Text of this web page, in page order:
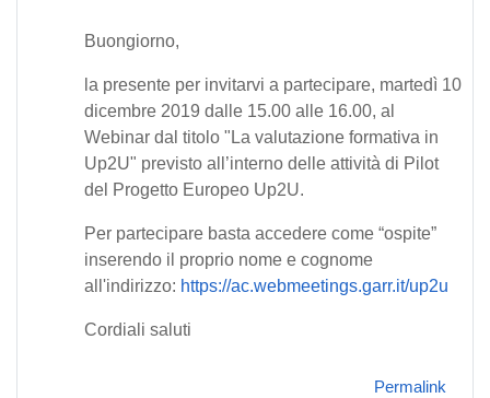
Buongiorno,
la presente per invitarvi a partecipare, martedì 10
dicembre 2019 dalle 15.00 alle 16.00, al
Webinar dal titolo "La valutazione formativa in
Up2U" previsto all’interno delle attività di Pilot
del Progetto Europeo Up2U.
Per partecipare basta accedere come “ospite”
inserendo il proprio nome e cognome
all'indirizzo: https://ac.webmeetings.garr.it/up2u
Cordiali saluti
Permalink